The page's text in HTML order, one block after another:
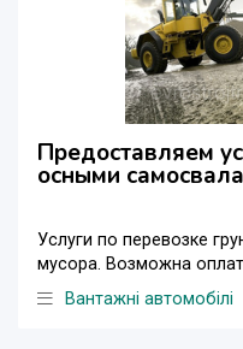
Предоставляем
осными
Услуги по перевозке
мусора. Возможна
Вантажні автомобілі